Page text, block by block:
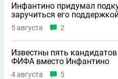
Инфантино придумал
заручиться его поддержкой
5 августа 2
Известны пять
ФИФА вместо Инфантино
4 августа 5